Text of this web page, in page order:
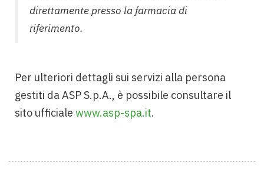
direttamente presso la farmacia di
riferimento.
Per ulteriori dettagli sui servizi alla persona
gestiti da ASP S.p.A., è possibile consultare il
sito ufficiale www.asp-spa.it.